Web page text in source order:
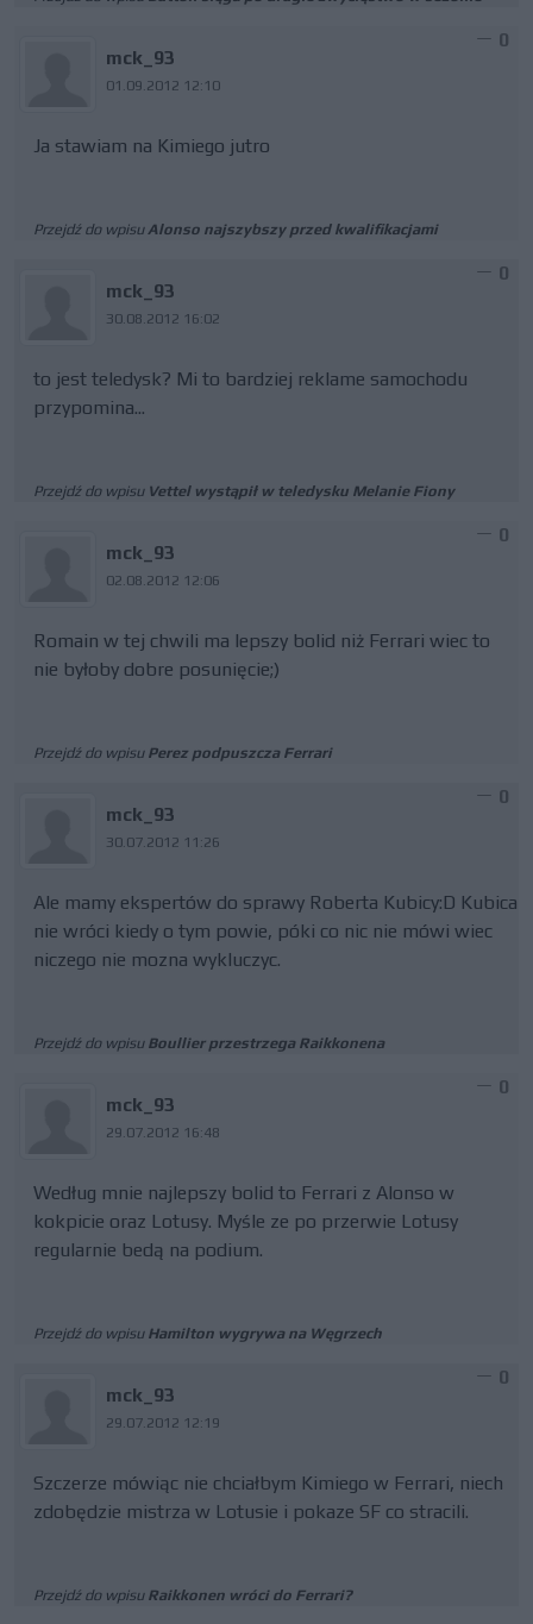
mck_93
01.09.2012 12:10
0
Ja stawiam na Kimiego jutro
Przejdź do wpisuAlonso najszybszy przed kwalifikacjami
mck_93
30.08.2012 16:02
0
to jest teledysk? Mi to bardziej reklame samochodu
przypomina...
Przejdź do wpisu Vettel wystąpił w teledysku Melanie Fiony
mck_93
02.08.2012 12:06
0
Romain w tej chwili ma lepszy bolid niż Ferrari wiec to
nie byłoby dobre posunięcie;)
Przejdź do wpisu Perez podpuszcza Ferrari
mck_93
30.07.2012 11:26
0
Ale mamy ekspertów do sprawy Roberta Kubicy:D Kubica
nie wróci kiedy o tym powie, póki co nic nie mówi wiec
niczego nie mozna wykluczyc.
Przejdź do wpisu Boullier przestrzega Raikkonena
mck_93
29.07.2012 16:48
0
Według mnie najlepszy bolid to Ferrari z Alonso w
kokpicie oraz Lotusy. Myśle ze po przerwie Lotusy
regularnie bedą na podium.
Przejdź do wpisu Hamilton wygrywa na Węgrzech
mck_93
29.07.2012 12:19
0
Szczerze mówiąc nie chciałbym Kimiego w Ferrari, niech
zdobędzie mistrza w Lotusie i pokaze SF co stracili.
Przejdź do wpisu Raikkonen wróci do Ferrari?